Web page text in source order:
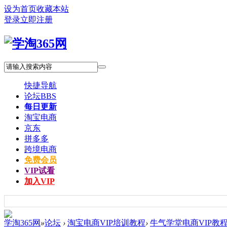
设为首页收藏本站
登录立即注册
快捷导航
论坛BBS
每日更新
淘宝电商
京东
拼多多
跨境电商
免费会员
VIP试看
加入VIP
学淘365网 »论坛 › 淘宝电商VIP培训教程› 牛气学堂电商VIP教